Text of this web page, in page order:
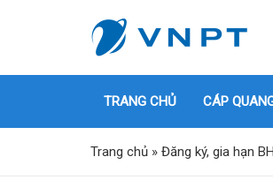
TRANG CHỦ CÁP
Trang chủ » Đăng ký, gia hạn